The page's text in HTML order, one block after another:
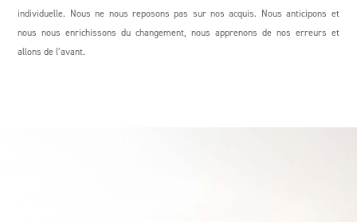
individuelle. Nous ne nous reposons pas sur nos acquis. Nous anticipons et
nous nous enrichissons du changement, nous apprenons de nos erreurs et
allons de l’avant.